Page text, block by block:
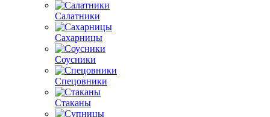
Салатники
Сахарницы
Соусники
Спецовники
Стаканы